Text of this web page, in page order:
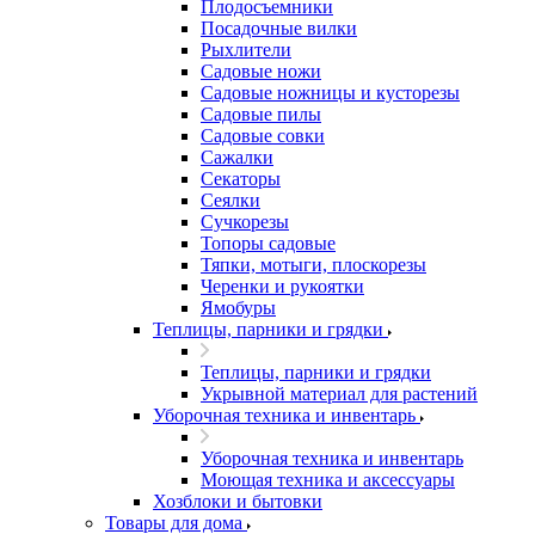
Плодосъемники
Посадочные вилки
Рыхлители
Садовые ножи
Садовые ножницы и кусторезы
Садовые пилы
Садовые совки
Сажалки
Секаторы
Сеялки
Сучкорезы
Топоры садовые
Тяпки, мотыги, плоскорезы
Черенки и рукоятки
Ямобуры
Теплицы, парники и грядки
Теплицы, парники и грядки
Укрывной материал для растений
Уборочная техника и инвентарь
Уборочная техника и инвентарь
Моющая техника и аксессуары
Хозблоки и бытовки
Товары для дома